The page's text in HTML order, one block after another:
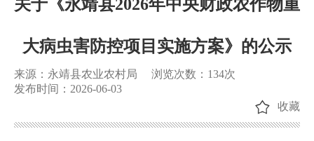
关于《永靖县2026年中央财政农作物重
大病虫害防控项目实施方案》的公示
来源：永靖县农业农村局 浏览次数： 134次
发布时间：2026-06-03
收藏